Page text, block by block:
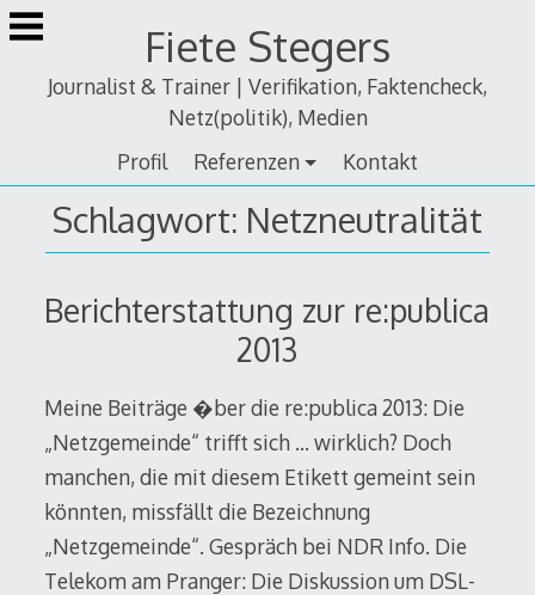
Zum
Inhalt
Fiete Stegers
Journalist & Trainer | Verifikation, Faktencheck,
Netz(politik), Medien
Profil
Referenzen Kontakt
Schlagwort: Netzneutralität
Berichterstattung zur re:publica
2013
Meine Beiträge �ber die re:publica 2013: Die
„Netzgemeinde“ trifft sich … wirklich? Doch
manchen, die mit diesem Etikett gemeint sein
könnten, missfällt die Bezeichnung
„Netzgemeinde“. Gespräch bei NDR Info. Die
Telekom am Pranger: Die Diskussion um DSL-